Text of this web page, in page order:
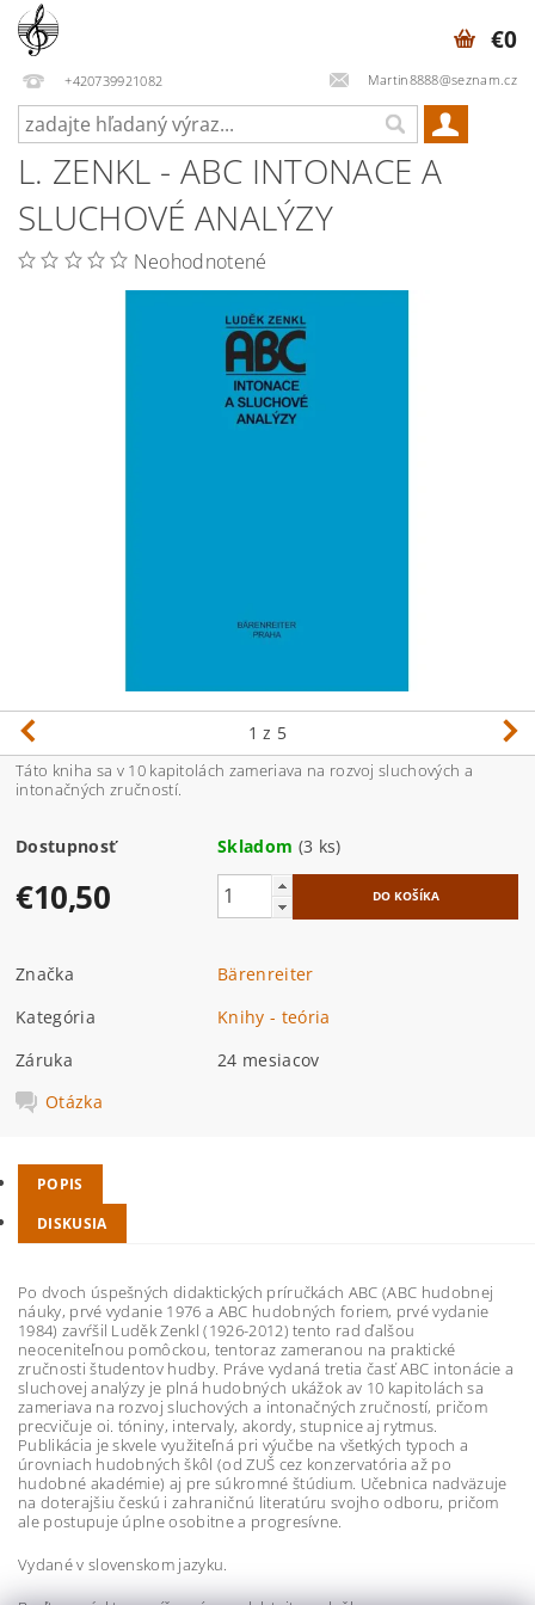
+420739921082 Martin8888@seznam.cz
€0
L. ZENKL - ABC INTONACE A
SLUCHOVÉ ANALÝZY
Neohodnotené
1 z 5
Táto kniha sa v 10 kapitolách zameriava na rozvoj sluchových a
intonačných zručností.
Dostupnosť Skladom (3 ks)
€10,50
Značka
Bärenreiter
Kategória
Knihy - teória
Záruka
24 mesiacov
Otázka
POPIS
DISKUSIA
Po dvoch úspešných didaktických príručkách ABC (ABC hudobnej
náuky, prvé vydanie 1976 a ABC hudobných foriem, prvé vydanie
1984) zavŕšil Luděk Zenkl (1926-2012) tento rad ďalšou
neoceniteľnou pomôckou, tentoraz zameranou na praktické
zručnosti študentov hudby. Práve vydaná tretia časť ABC intonácie a
sluchovej analýzy je plná hudobných ukážok av 10 kapitolách sa
zameriava na rozvoj sluchových a intonačných zručností, pričom
precvičuje oi. tóniny, intervaly, akordy, stupnice aj rytmus.
Publikácia je skvele využiteľná pri výučbe na všetkých typoch a
úrovniach hudobných škôl (od ZUŠ cez konzervatória až po
hudobné akadémie) aj pre súkromné ​​štúdium. Učebnica nadväzuje
na doterajšiu českú i zahraničnú literatúru svojho odboru, pričom
ale postupuje úplne osobitne a progresívne.
Vydané v slovenskom jazyku.